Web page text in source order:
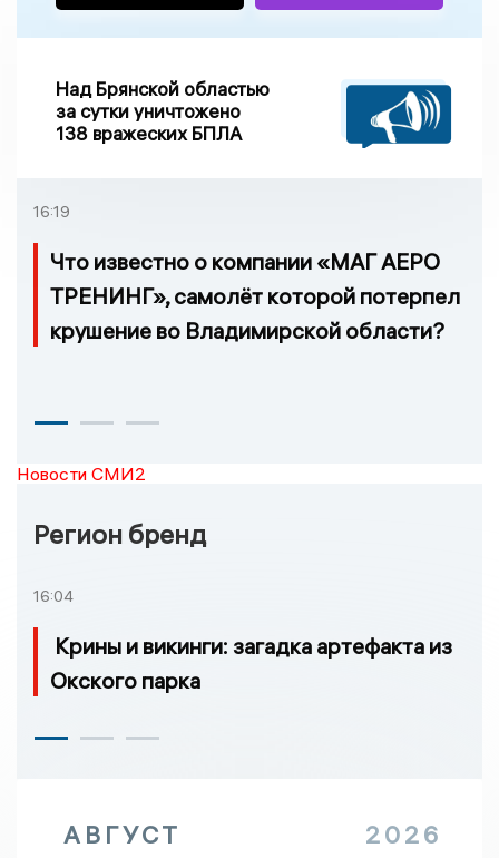
Над Брянской областью
за сутки уничтожено
138 вражеских БПЛА
16:19
Что известно о компании «МАГ АЕРО
ТРЕНИНГ», самолёт которой потерпел
крушение во Владимирской области?
Новости СМИ2
Регион бренд
16:04
Крины и викинги: загадка артефакта из
Окского парка
АВГУСТ 2026